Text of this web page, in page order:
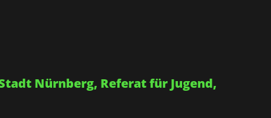
Nürnberg, Referat für Jugend,